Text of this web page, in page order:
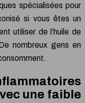
spécialisées pour
si vous êtes un
utiliser de l’huile de
nombreux gens en
une faible